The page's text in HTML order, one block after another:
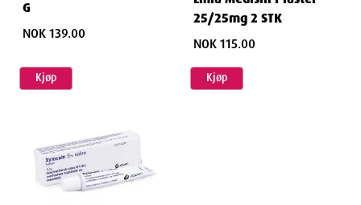
G
NOK 139.00
Kjøp
25/25mg 2 STK
NOK 115.00
Kjøp